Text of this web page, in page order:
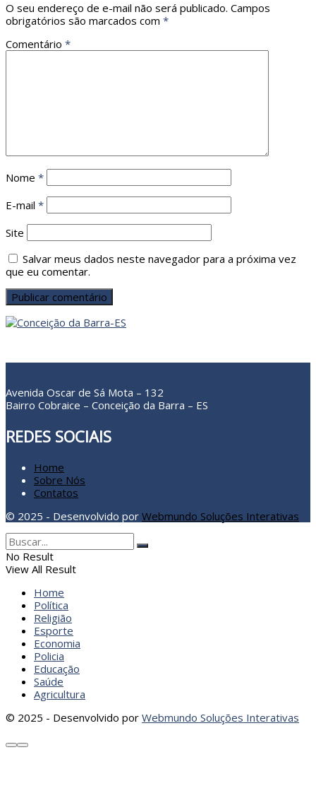
O seu endereço de e-mail não será publicado. Campos
obrigatórios são marcados com *
Comentário *
Nome *
E-mail *
Site
Salvar meus dados neste navegador para a próxima vez
que eu comentar.
Avenida Oscar de Sá Mota – 132
Bairro Cobraice – Conceição da Barra – ES
REDES SOCIAIS
Home
Sobre Nós
Contatos
© 2025 - Desenvolvido por Webmundo Soluções Interativas
No Result
View All Result
Home
Política
Religião
Esporte
Economia
Policia
Educação
Saúde
Agricultura
© 2025 - Desenvolvido por Webmundo Soluções Interativas